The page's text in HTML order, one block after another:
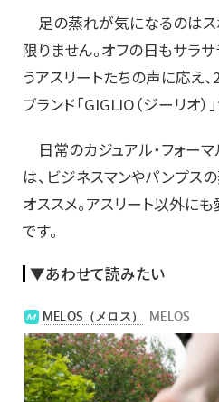
足の蒸れが気になるのはス
限りません。オフの日もサラ
うアスリートたちの声に応え
ブランド「GIGLIO（ジーリオ）
日常のカジュアル・フォー
は、ビジネスマンやパンプス
オススメ。アスリート以外に
です。
▼あわせて読みたい